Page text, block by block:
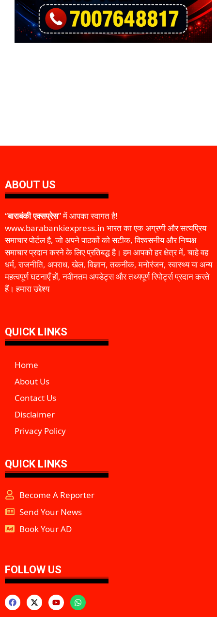
ABOUT US
“बाराबंकी एक्सप्रेस” में आपका स्वागत है!
www.barabankiexpress.in भारत का एक अग्रणी और सत्यप्रिय
समाचार पोर्टल है, जो अपने पाठकों को सटीक, विश्वसनीय और निष्पक्ष
समाचार प्रदान करने के लिए प्रतिबद्ध है। हम आपको हर क्षेत्र में, चाहे वह
धर्म, राजनीति, अपराध, खेल, विज्ञान, तकनीक, मनोरंजन, स्वास्थ्य या अन्य
महत्वपूर्ण घटनाएँ हों, नवीनतम अपडेट्स और तथ्यपूर्ण रिपोर्ट्स प्रदान करते
हैं। हमारा उद्देश्य
QUICK LINKS
Home
About Us
Contact Us
Disclaimer
Privacy Policy
QUICK LINKS
Become A Reporter
Send Your News
Book Your AD
FOLLOW US